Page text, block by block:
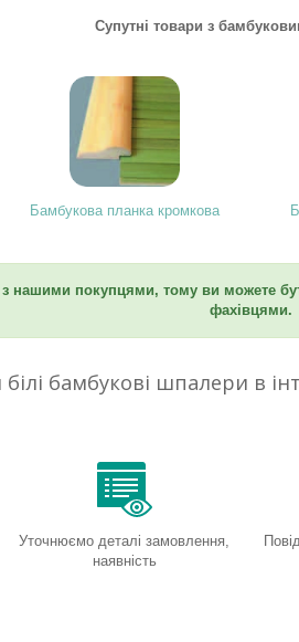
Супутні товари з
Бамбукова планка кромкова
нашими покупцями, тому ви можете
фахівцями.
бамбукові шпалери в
Уточнюємо деталі замовлення,
наявність